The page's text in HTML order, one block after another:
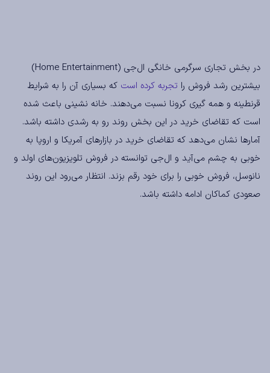
در بخش تجاری سرگرمی خانگی ال‌جی (Home Entertainment)
بیشترین رشد فروش را تجربه کرده است که بسیاری آن را به شرایط
قرنطینه و همه گیری کرونا نسبت می‌دهند. خانه نشینی باعث شده
است که تقاضای خرید در این بخش روند رو به رشدی داشته باشد.
آمارها نشان می‌دهد که تقاضای خرید در بازارهای آمریکا و اروپا به
خوبی به چشم می‌آید و ال‌جی توانسته در فروش تلویزیون‌های اولد و
نانوسل، فروش خوبی را برای خود رقم بزند. انتظار می‌رود این روند
صعودی کماکان ادامه داشته باشد.